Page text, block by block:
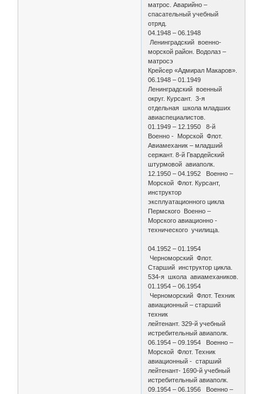
матрос. Аварийно –
спасательный учебный
отряд.
04.1948 – 06.1948
Ленинградский военно-
морской район. Водолаз –
матросэ
Крейсер «Адмирал Макаров».
06.1948 – 01.1949
Ленинградский военный
округ. Курсант. 3-я
отдельная школа младших
авиаспециалистов.
01.1949 – 12.1950 8-й
Военно - Морской Флот.
Авиамеханик – младший
сержант. 8-й Гвардейский
штурмовой авиаполк.
12.1950 – 04.1952 Военно –
Морской Флот. Курсант,
инструктор
эксплуатационного цикла
Пермского Военно –
Морского авиационно -
технического училища.
04.1952 – 01.1954
Черноморский Флот.
Старший инструктор цикла.
534-я школа авиамехаников.
01.1954 – 06.1954
Черноморский Флот. Техник
авиационный – старший
техник
лейтенант. 329-й учебный
истребительный авиаполк.
06.1954 – 09.1954 Военно –
Морской Флот. Техник
авиационный - старший
лейтенант- 1690-й учебный
истребительный авиаполк.
09.1954 – 06.1956 Военно –